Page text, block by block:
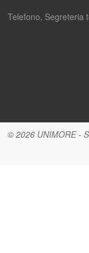
Telefono, Segreteria
© 2026 UNIMORE-